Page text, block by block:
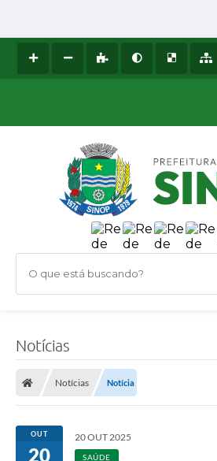
O que está buscando?
Notícias
Notícias Notícia
OUT
20
20 OUT 2025
SAÚDE